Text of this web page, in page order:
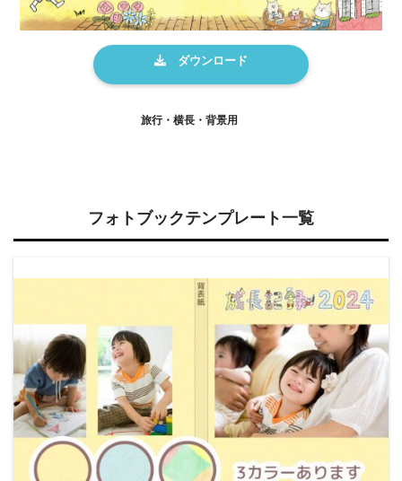
旅行・横長・背景用
フォトブックテンプレート一覧